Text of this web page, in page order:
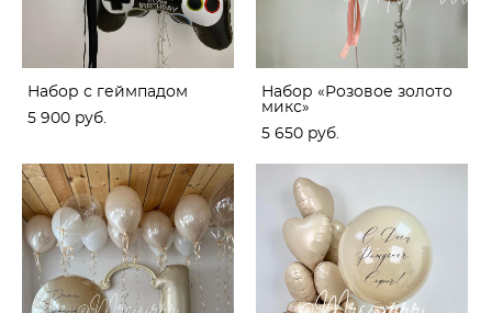
Набор с геймпадом
5 900 pуб.
Набор «Розовое золото
микс»
5 650 pуб.